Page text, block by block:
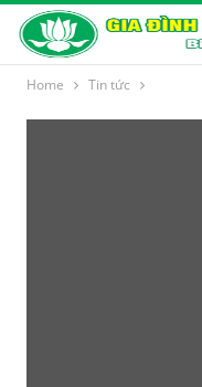
Home Tin tức